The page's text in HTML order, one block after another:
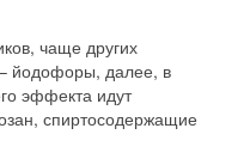
чаще других
йодофоры, далее, в
эффекта идут
спиртосодержащие